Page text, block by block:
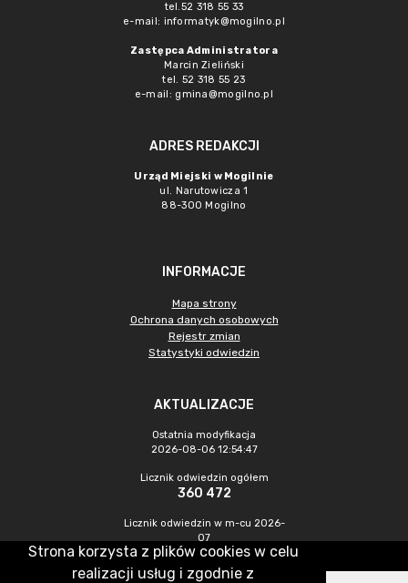
tel.52 318 55 33
e-mail: informatyk@mogilno.pl
Zastępca Administratora
Marcin Zieliński
tel. 52 318 55 23
e-mail: gmina@mogilno.pl
ADRES REDAKCJI
Urząd Miejski w Mogilnie
ul. Narutowicza 1
88-300 Mogilno
INFORMACJE
Mapa strony
Ochrona danych osobowych
Rejestr zmian
Statystyki odwiedzin
AKTUALIZACJE
Ostatnia modyfikacja
2026-08-06 12:54:47
Licznik odwiedzin ogółem
360 472
Licznik odwiedzin w m-cu 2026-
07
1 117
Strona korzysta z plików cookies w celu
realizacji usług i zgodnie z